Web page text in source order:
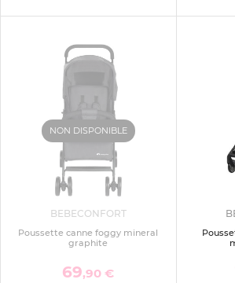
NON DISPONIBLE
BEBECONFORT
Poussette canne foggy mineral
graphite
69,90 €